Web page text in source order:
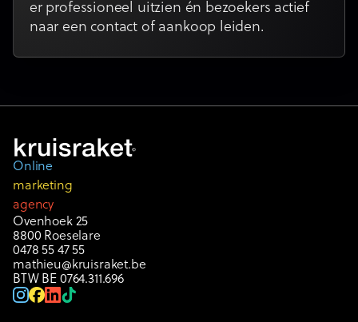
er professioneel uitzien én bezoekers actief
naar een contact of aankoop leiden.
Online
marketing
agency
Ovenhoek 25
8800 Roeselare
0478 55 47 55
mathieu@kruisraket.be
BTW BE 0764.311.696